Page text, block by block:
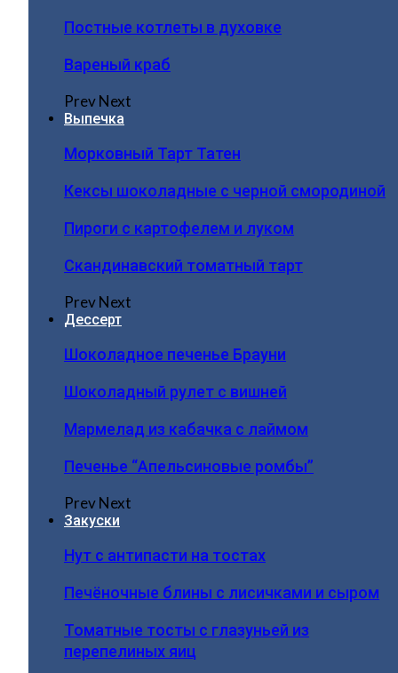
Постные котлеты в духовке
Вареный краб
PrevNext
Выпечка
Морковный Тарт Татен
Кексы шоколадные с черной смородиной
Пироги c картофелем и луком
Скандинавский томатный тарт
PrevNext
Дессерт
Шоколадное печенье Брауни
Шоколадный рулет с вишней
Мармелад из кабачка с лаймом
Печенье “Апельсиновые ромбы”
PrevNext
Закуски
Нут с антипасти на тостах
Печёночные блины с лисичками и сыром
Томатные тосты с глазуньей из
перепелиных яиц